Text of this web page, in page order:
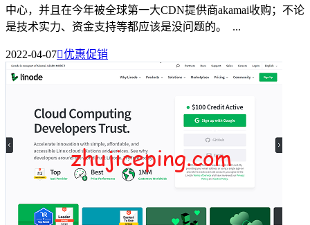
中心，并且在今年被全球第一大CDN提供商akamai收购；不论
是技术实力、资金支持等都应该是没问题的。 ...
2022-04-07优惠促销